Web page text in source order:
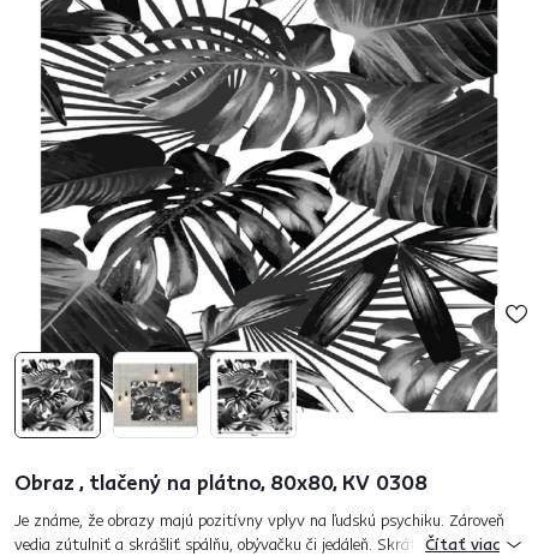
Obraz , tlačený na plátno, 80x80, KV 0308
Je známe, že obrazy majú pozitívny vplyv na ľudskú psychiku. Zároveň
vedia zútulniť a skrášliť spálňu, obývačku či jedáleň. Skrátka ktorúkoľvek
Čítať viac